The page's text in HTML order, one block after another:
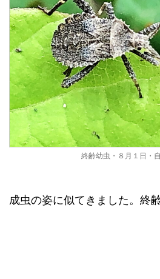
終齢幼虫・８月１日・
成虫の姿に似てきました。終